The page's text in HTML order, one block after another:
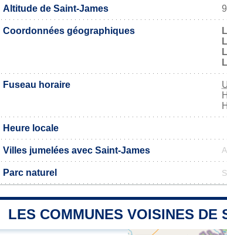
Altitude de Saint-James
Coordonnées géographiques
Fuseau horaire
Heure locale
Villes jumelées avec Saint-James
Parc naturel
LES COMMUNES VOISINES DE